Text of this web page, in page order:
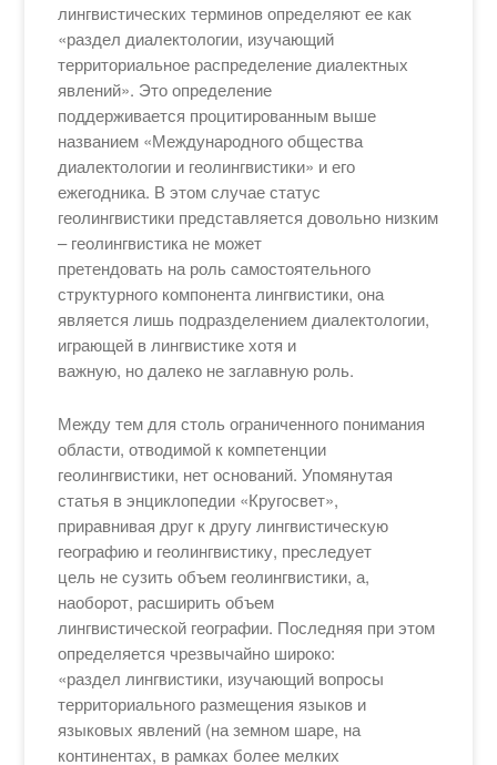
лингвистических терминов определяют ее как
«раздел диалектологии, изучающий
территориальное распределение диалектных
явлений». Это определение
поддерживается процитированным выше
названием «Международного общества
диалектологии и геолингвистики» и его
ежегодника. В этом случае статус
геолингвистики представляется довольно низким
– геолингвистика не может
претендовать на роль самостоятельного
структурного компонента лингвистики, она
является лишь подразделением диалектологии,
играющей в лингвистике хотя и
важную, но далеко не заглавную роль.
Между тем для столь ограниченного понимания
области, отводимой к компетенции
геолингвистики, нет оснований. Упомянутая
статья в энциклопедии «Кругосвет»,
приравнивая друг к другу лингвистическую
географию и геолингвистику, преследует
цель не сузить объем геолингвистики, а,
наоборот, расширить объем
лингвистической географии. Последняя при этом
определяется чрезвычайно широко:
«раздел лингвистики, изучающий вопросы
территориального размещения языков и
языковых явлений (на земном шаре, на
континентах, в рамках более мелких